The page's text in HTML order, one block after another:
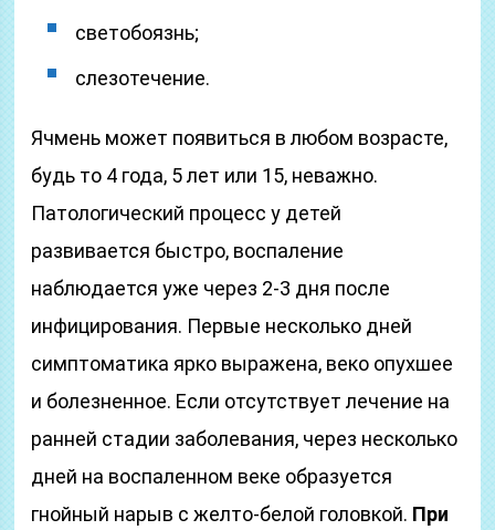
светобоязнь;
слезотечение.
Ячмень может появиться в любом возрасте,
будь то 4 года, 5 лет или 15, неважно.
Патологический процесс у детей
развивается быстро, воспаление
наблюдается уже через 2-3 дня после
инфицирования. Первые несколько дней
симптоматика ярко выражена, веко опухшее
и болезненное. Если отсутствует лечение на
ранней стадии заболевания, через несколько
дней на воспаленном веке образуется
гнойный нарыв с желто-белой головкой. При